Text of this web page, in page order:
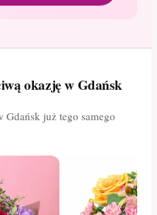
okazję w Gdańsk
Gdańsk już tego samego